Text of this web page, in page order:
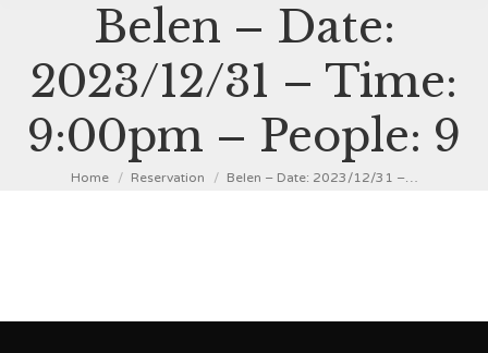
Belen – Date:
2023/12/31 – Time:
9:00pm – People: 9
You are here:
Home Reservation Belen – Date: 2023/12/31 –…